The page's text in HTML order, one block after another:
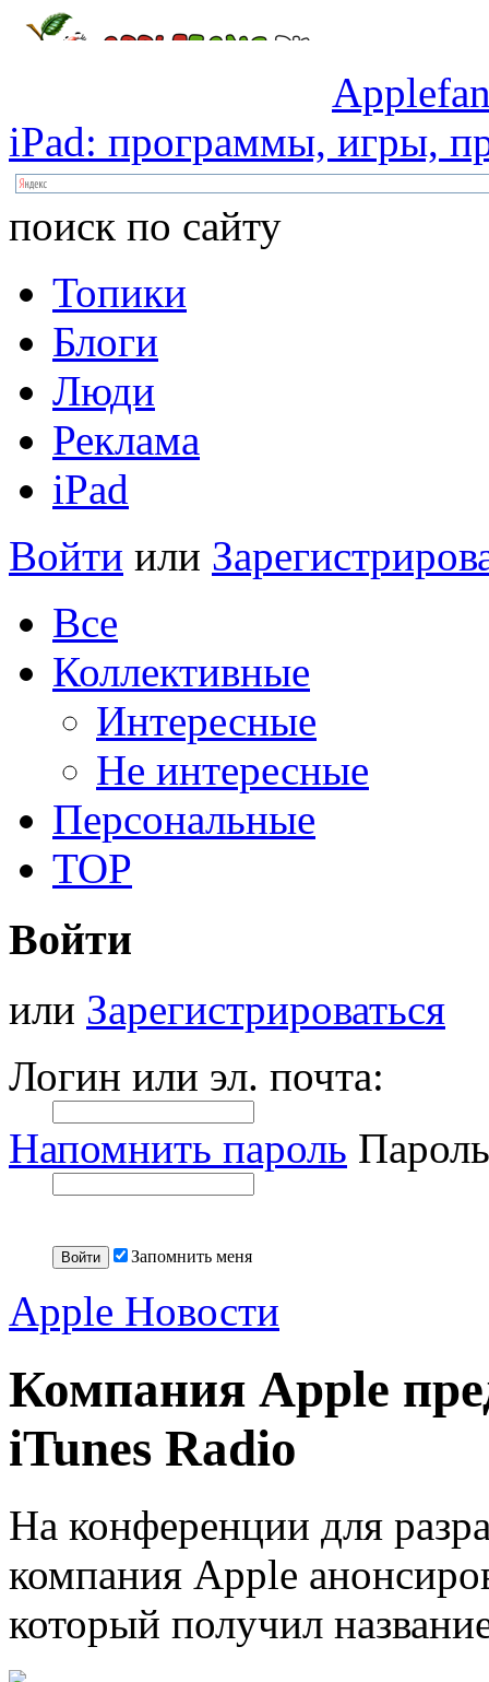
iPad: программы, игры,
поиск по сайту
Топики
Блоги
Люди
Реклама
iPad
Войти или
Все
Коллективные
Интересные
Не интересные
Персональные
TOP
Войти
или Зарегистрироваться
Логин или эл. почта:
Напомнить пароль
Запомнить меня
Apple Новости
Компания Apple
iTunes Radio
На конференции для
компания Apple
который получил